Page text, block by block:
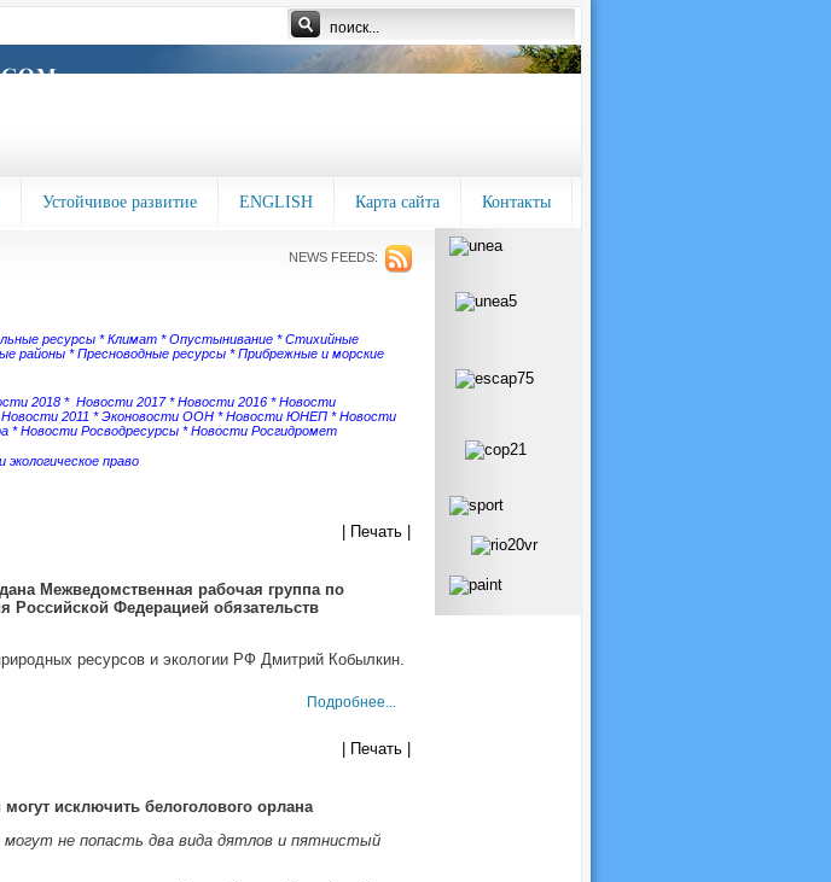
Устойчивое развитие ENGLISH Карта сайта Контакты
NEWS FEEDS:
ресурсы *Климат *Опустынивание *Стихийные
районы *Пресноводные ресурсы *Прибрежные и морские
2018* Новости 2017*Новости 2016*Новости
Новости 2011 *Эконовости ООН*Новости ЮНЕП*Новости
*Новости Росводресурсы*Новости Росгидромет
право
| Печать |
Межведомственная рабочая группа по
Российской Федерацией обязательств
ресурсов и экологии РФ Дмитрий Кобылкин.
Подробнее...
| Печать |
исключить белоголового орлана
могут не попасть два вида дятлов и пятнистый